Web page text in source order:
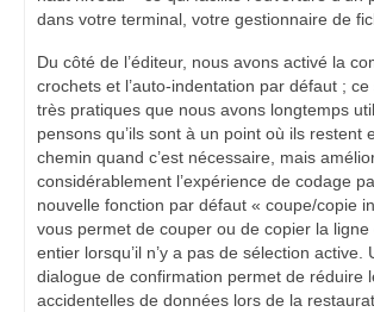
dans votre terminal, votre gestionnaire de
Du côté de l’éditeur, nous avons activé la
crochets et l’auto-indentation par défaut ;
très pratiques que nous avons longtemps
pensons qu’ils sont à un point où ils restent
chemin quand c’est nécessaire, mais
considérablement l’expérience de codage
nouvelle fonction par défaut « coupe/copie
vous permet de couper ou de copier la ligne
entier lorsqu’il n’y a pas de sélection active.
dialogue de confirmation permet de réduire
accidentelles de données lors de la